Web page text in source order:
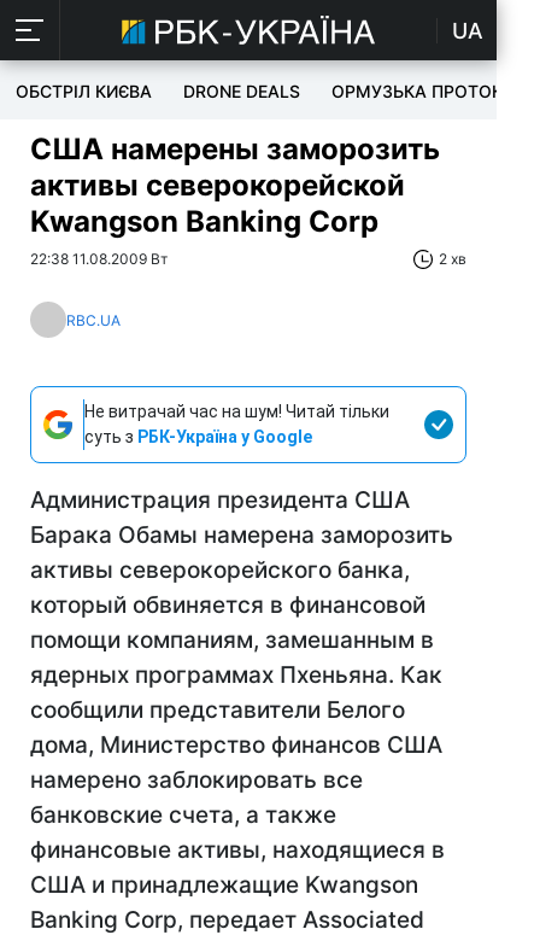
UA
ОБСТРІЛ КИЄВА DRONE DEALS ОРМУЗЬКА ПРОТОКА
США намерены заморозить
активы северокорейской
Kwangson Banking Corp
22:38 11.08.2009 Вт 2 хв
RBC.UA
Не витрачай час на шум! Читай тільки
суть з РБК-Україна у Google
Администрация президента США
Барака Обамы намерена заморозить
активы северокорейского банка,
который обвиняется в финансовой
помощи компаниям, замешанным в
ядерных программах Пхеньяна. Как
сообщили представители Белого
дома, Министерство финансов США
намерено заблокировать все
банковские счета, а также
финансовые активы, находящиеся в
США и принадлежащие Kwangson
Banking Corp, передает Associated